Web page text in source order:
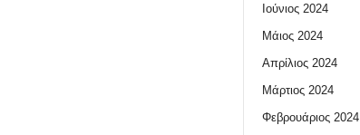
Ιούνιος 2024
Μάιος 2024
Απρίλιος 2024
Μάρτιος 2024
Φεβρουάριος 2024